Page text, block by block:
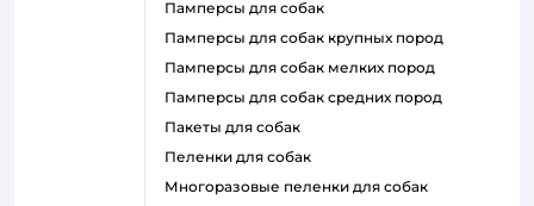
памперсы для собак
памперсы для собак крупных пород
памперсы для собак мелких пород
памперсы для собак средних пород
пакеты для собак
пеленки для собак
многоразовые пеленки для собак